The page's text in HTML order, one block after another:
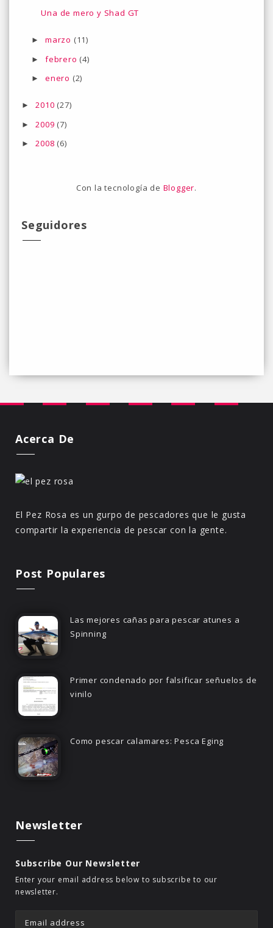
Una de mero y Shad GT
► marzo (11)
► febrero (4)
► enero (2)
►2010 (27)
►2009 (7)
►2008 (6)
Con la tecnología de Blogger.
Seguidores
Acerca De
El Pez Rosa es un gurpo de pescadores que le gusta
compartir la experiencia de pescar con la gente.
Post Populares
Las mejores cañas para pescar atunes a
Spinning
Primer condenado por falsificar señuelos de
vinilo
Como pescar calamares: Pesca Eging
Newsletter
Subscribe Our Newsletter
Enter your email address below to subscribe to our
newsletter.